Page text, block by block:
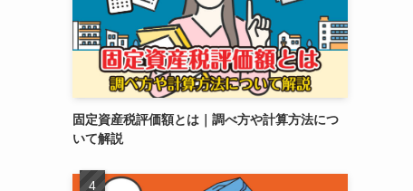
固定資産税評価額とは｜調べ方や計算方法につ
いて解説